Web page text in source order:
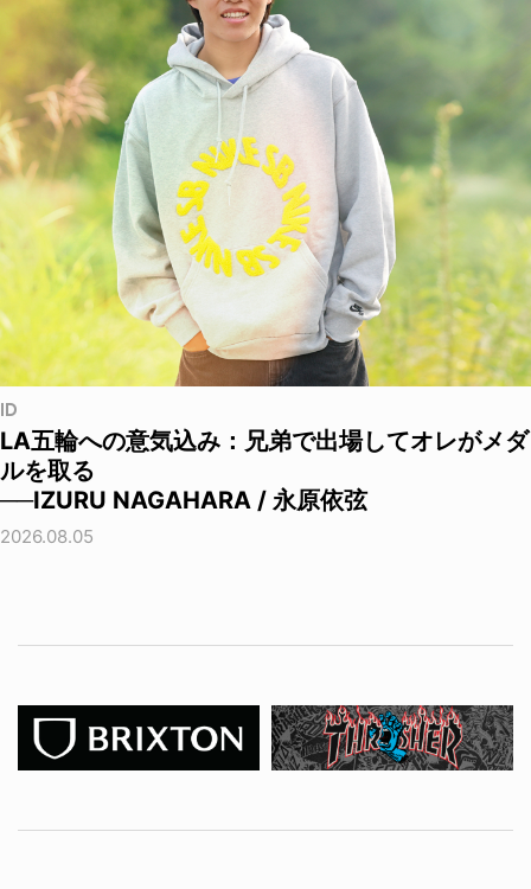
ID
LA五輪への意気込み：兄弟で出場してオレがメダ
ルを取る
──IZURU NAGAHARA / 永原依弦
2026.08.05